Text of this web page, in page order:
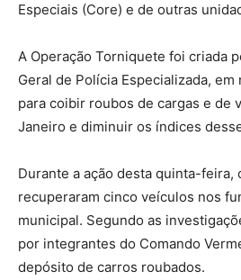
Especiais (Core) e de outras
A Operação Torniquete foi criada
Geral de Polícia Especializada,
para coibir roubos de cargas e de
Janeiro e diminuir os índices
Durante a ação desta quinta-feira,
recuperaram cinco veículos nos
municipal. Segundo as
por integrantes do Comando
depósito de carros roubados.